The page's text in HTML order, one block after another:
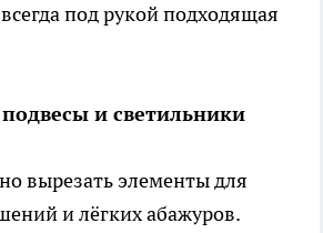
под рукой подходящая
и светильники
вырезать элементы для
и лёгких абажуров.